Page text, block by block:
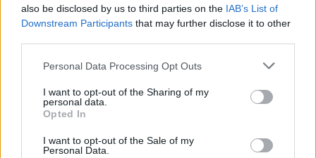
also be disclosed by us to third parties on the IAB’s List of
Downstream Participants that may further disclose it to other
Please note that this website/app uses one or more Google
not limited to your visit or usage behaviour. You may click to
grant or deny consent to Google and its third-party tags to
use your data for below specified purposes in below Google
consent section.
Personal Data Processing Opt Outs
I want to opt-out of the Sharing of my
personal data.
Opted In
I want to opt-out of the Sale of my
Personal Data.
Filmbarátok játszanak: Sikoly
társasjáték